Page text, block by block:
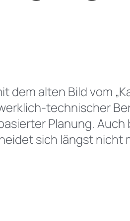
dem alten Bild vom
technischer
Planung.
sich längst nicht